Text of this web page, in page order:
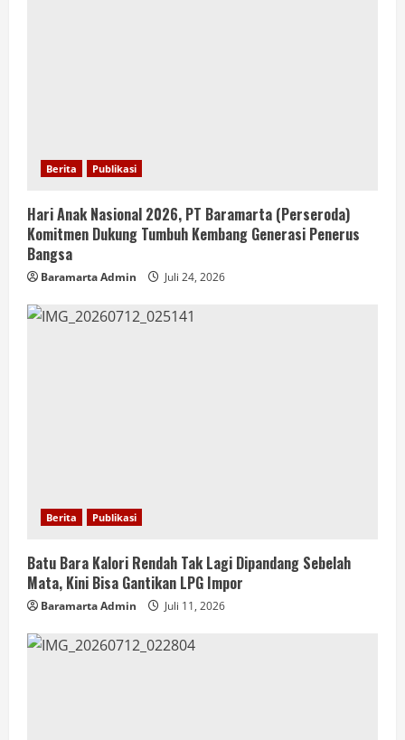
Berita Publikasi
Hari Anak Nasional 2026, PT Baramarta (Perseroda)
Komitmen Dukung Tumbuh Kembang Generasi Penerus
Bangsa
Baramarta Admin Juli 24, 2026
Berita Publikasi
Batu Bara Kalori Rendah Tak Lagi Dipandang Sebelah
Mata, Kini Bisa Gantikan LPG Impor
Baramarta Admin Juli 11, 2026